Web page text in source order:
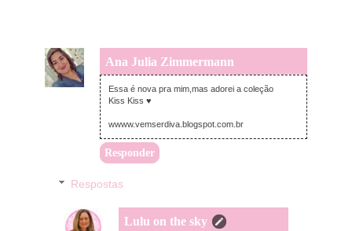
Ana Julia Zimmermann
segunda-feira, fevereiro 18, 2013
Essa é nova pra mim,mas adorei a coleção
Kiss Kiss ♥
wwww.vemserdiva.blogspot.com.br
Responder
Respostas
Lulu on the sky